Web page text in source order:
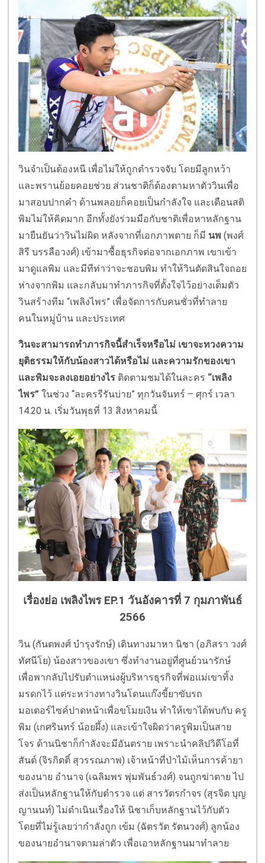
วินจำเป็นต้องหนี เพื่อไม่ให้ถูกตำรวจจับ โดยมีลูกหว้า
และพรานย้อยคอยช่วย ส่วนชาติก็ต้องตามหาตัววินเพื่อ
มาสอบปากคำ ด้านพลอยก็คอยเป็นกำลังใจ และเตือนสติ
พิมไม่ให้คิดมาก อีกทั้งยังร่วมมือกับชาติเพื่อหาหลักฐาน
มายืนยันว่าวินไม่ผิด หลังจากที่เอกภาพตาย ก็มี นพ (พงศ์
สิรี บรรลือวงศ์) เข้ามาซื้อธุรกิจต่อจากเอกภาพ เขาเข้า
มาดูแลพิม และมีทีท่าว่าจะชอบพิม ทำให้วินตัดสินใจถอย
ห่างจากพิม และกลับมาทำภารกิจที่ตั้งใจไว้อย่างเต็มตัว
วินสร้างทีม “เพลิงไพร” เพื่อจัดการกับคนชั่วที่ทำลาย
คนในหมู่บ้าน และประเทศ
วินจะสามารถทำภารกิจนี้สำเร็จหรือไม่ เขาจะทวงความ
ยุติธรรมให้กับน้องสาวได้หรือไม่ และความรักของเขา
และพิมจะลงเอยอย่างไร ติดตามชมได้ในละคร “เพลิง
ไพร” ในช่วง “ละครรีรันบ่าย” ทุกวันจันทร์ – ศุกร์ เวลา
14.20 น. เริ่มวันพุธที่ 13 สิงหาคมนี้
เรื่องย่อ เพลิงไพร EP.1 วันอังคารที่ 7 กุมภาพันธ์
2566
วิน (กันตพงศ์ บำรุงรักษ์) เดินทางมาหา นิชา (อภิสรา วงศ์
ทัศนีโย) น้องสาวของเขา ซึ่งทำงานอยู่ที่ศูนย์วนารักษ์
เพื่อพากลับไปรับตำแหน่งผู้บริหารธุรกิจที่พ่อแม่เขาทิ้ง
มรดกไว้ แต่ระหว่างทางวินโดนแก๊งขี้ยาขับรถ
มอเตอร์ไซค์ปาดหน้าเพื่อขโมยเงิน ทำให้เขาได้พบกับ ครู
พิม (เกศรินทร์ น้อยผึ้ง) และเข้าใจผิดว่าครูพิมเป็นสาย
โจร ด้านนิชาก็กำลังจะมีอันตราย เพราะนำคลิปวิดีโอที่
สันต์ (จิรกิตติ์ สุวรรณภาพ) เจ้าหน้าที่ป่าไม้เห็นการค้ายา
ของนาย อำนาจ (เฉลิมพร พุ่มพันธ์วงศ์) จนถูกฆ่าตาย ไป
ส่งเป็นหลักฐานให้กับตำรวจ แต่ สารวัตรกำจร (สุรจิต บุญ
ญานนท์) ไม่ดำเนินเรื่องให้ นิชาเก็บหลักฐานไว้กับตัว
โดยที่ไม่รู้เลยว่ากำลังถูก เข้ม (ฉัตรวัต รัตนวงศ์) ลูกน้อง
ของนายอำนาจตามล่าตัว เพื่อเอาหลักฐานมาทำลาย